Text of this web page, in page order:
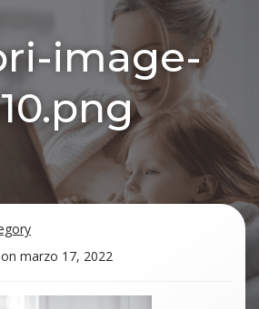
image-
on marzo 17, 2022